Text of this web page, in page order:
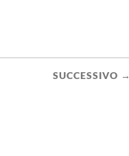
SUCCESSIVO →